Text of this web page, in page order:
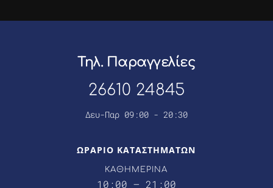
Τηλ. Παραγγελίες
26610 24845
Δευ-Παρ 09:00 - 20:30
ΩΡΑΡΙΟ ΚΑΤΑΣΤΗΜΑΤΩΝ
ΚΑΘΗΜΕΡΙΝΑ
10:00 – 21:00